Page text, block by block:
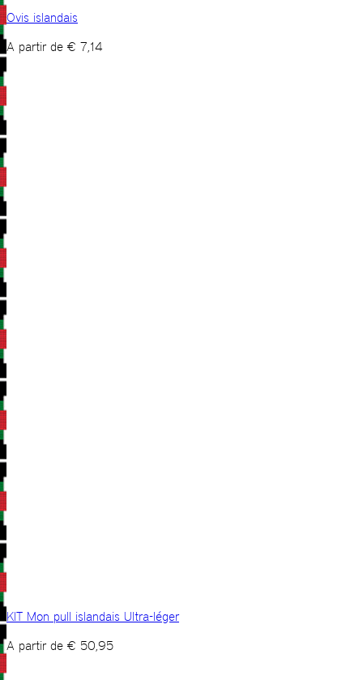
Ovis islandais
A partir de € 7,14
KIT Mon pull islandais Ultra-léger
A partir de € 50,95